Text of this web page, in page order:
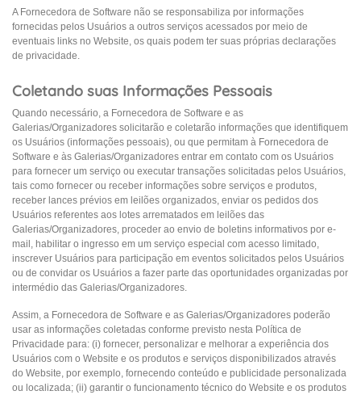
A Fornecedora de Software não se responsabiliza por informações
fornecidas pelos Usuários a outros serviços acessados por meio de
eventuais links no Website, os quais podem ter suas próprias declarações
de privacidade.
Coletando suas Informações Pessoais
Quando necessário, a Fornecedora de Software e as
Galerias/Organizadores solicitarão e coletarão informações que identifiquem
os Usuários (informações pessoais), ou que permitam à Fornecedora de
Software e às Galerias/Organizadores entrar em contato com os Usuários
para fornecer um serviço ou executar transações solicitadas pelos Usuários,
tais como fornecer ou receber informações sobre serviços e produtos,
receber lances prévios em leilões organizados, enviar os pedidos dos
Usuários referentes aos lotes arrematados em leilões das
Galerias/Organizadores, proceder ao envio de boletins informativos por e-
mail, habilitar o ingresso em um serviço especial com acesso limitado,
inscrever Usuários para participação em eventos solicitados pelos Usuários
ou de convidar os Usuários a fazer parte das oportunidades organizadas por
intermédio das Galerias/Organizadores.
Assim, a Fornecedora de Software e as Galerias/Organizadores poderão
usar as informações coletadas conforme previsto nesta Política de
Privacidade para: (i) fornecer, personalizar e melhorar a experiência dos
Usuários com o Website e os produtos e serviços disponibilizados através
do Website, por exemplo, fornecendo conteúdo e publicidade personalizada
ou localizada; (ii) garantir o funcionamento técnico do Website e os produtos